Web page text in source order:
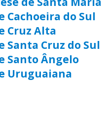
Cachoeira do Sul
Cruz Alta
Santa Cruz do Sul
Santo Ângelo
Uruguaiana